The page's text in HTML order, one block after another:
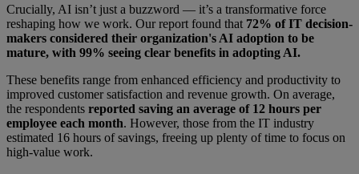
Crucially, AI isn’t just a buzzword — it’s a transformative force
reshaping how we work. Our report found that 72% of IT decision-
makers considered their organization's AI adoption to be
mature, with 99% seeing clear benefits in adopting AI.
These benefits range from enhanced efficiency and productivity to
improved customer satisfaction and revenue growth. On average,
the respondents reported saving an average of 12 hours per
employee each month. However, those from the IT industry
estimated 16 hours of savings, freeing up plenty of time to focus on
high-value work.